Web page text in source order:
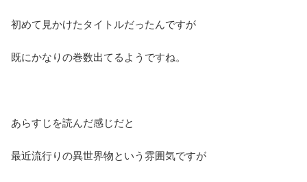
初めて見かけたタイトルだったんですが
既にかなりの巻数出てるようですね。
あらすじを読んだ感じだと
最近流行りの異世界物という雰囲気ですが